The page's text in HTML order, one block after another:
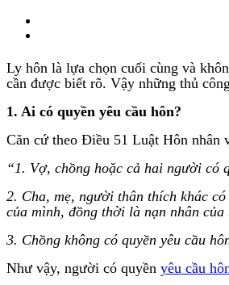
Ly hôn là lựa chọn cuối cùng và
cần được biết rõ. Vậy những thủ
1. Ai có quyền yêu cầu hôn?
Căn cứ theo Điều 51 Luật Hôn nhân
“1. Vợ, chồng hoặc cả hai người có
2. Cha, mẹ, người thân thích khác
của mình, đồng thời là nạn nhân
3. Chồng không có quyền yêu cầu
Như vậy, người có quyền yêu cầu